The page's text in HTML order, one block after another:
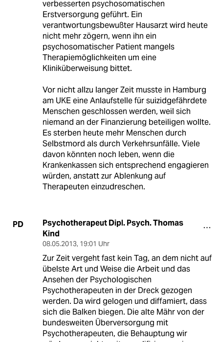
verbesserten psychosomatischen
Erstversorgung geführt. Ein
verantwortungsbewußter Hausarzt wird heute
nicht mehr zögern, wenn ihn ein
psychosomatischer Patient mangels
Therapiemöglichkeiten um eine
Kliniküberweisung bittet.
Vor nicht allzu langer Zeit musste in Hamburg
am UKE eine Anlaufstelle für suizidgefährdete
Menschen geschlossen werden, weil sich
niemand an der Finanzierung beteiligen wollte.
Es sterben heute mehr Menschen durch
Selbstmord als durch Verkehrsunfälle. Viele
davon könnten noch leben, wenn die
Krankenkassen sich entsprechend engagieren
würden, anstatt zur Ablenkung auf
Therapeuten einzudreschen.
PD
Psychotherapeut Dipl. Psych. Thomas
Kind
08.05.2013, 19:01 Uhr
Zur Zeit vergeht fast kein Tag, an dem nicht auf
übelste Art und Weise die Arbeit und das
Ansehen der Psychologischen
Psychotherapeuten in der Dreck gezogen
werden. Da wird gelogen und diffamiert, dass
sich die Balken biegen. Die alte Mähr von der
bundesweiten Überversorgung mit
Psychotherapeuten, die Behauptung wir